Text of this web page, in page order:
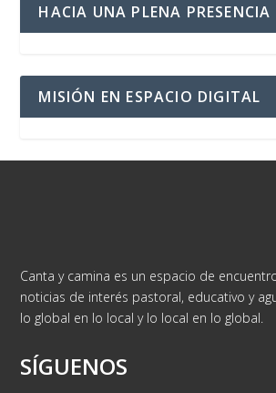
HACIA UNA PLENA PRESENCIA
MISIÓN EN ESPACIO DIGITAL
Canta y camina es un espacio de
noticias de interés pastoral, educativo y
lo global en lo local y lo local en lo global.
SÍGUENOS